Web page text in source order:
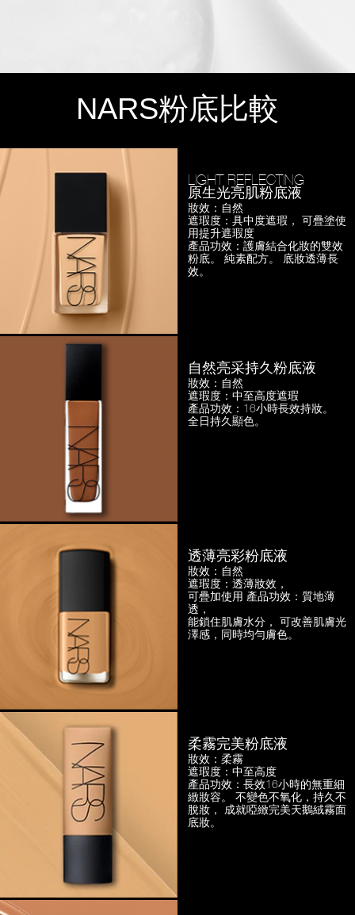
NARS粉底比較
LIGHT REFLECTING
原生光亮肌粉底液
妝效：自然
遮瑕度：具中度遮瑕， 可疊塗使
用提升遮瑕度
產品功效：護膚結合化妝的雙效
粉底。
純素配方。 底妝透薄長
效。
自然亮采持久粉底液
妝效：自然
遮瑕度：中至高度遮瑕
產品功效：16小時長效持妝。
全日持久顯色。
透薄亮彩粉底液
妝效：自然
遮瑕度：透薄妝效，
可疊加使用 產品功效：質地薄
透，
能鎖住肌膚水分， 可改善肌膚光
澤感， 同時均勻膚色。
柔霧完美粉底液
妝效：柔霧
遮瑕度：中至高度
產品功效：長效16小時的無重細
緻妝容。
不變色不氧化，持久不
脫妝，
成就啞緻完美天鵝絨霧面
底妝。